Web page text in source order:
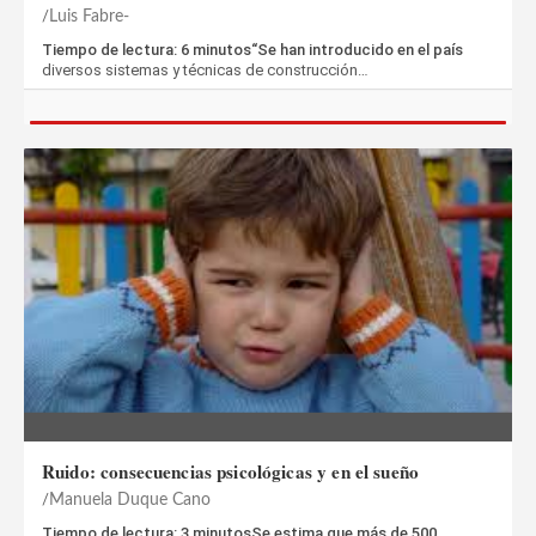
Luis Fabre-
Tiempo de lectura: 6 minutos“Se han introducido en el país
diversos sistemas y técnicas de construcción…
Ruido: consecuencias psicológicas y en el sueño
Manuela Duque Cano